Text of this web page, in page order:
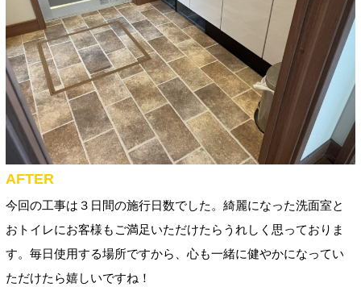
AFTER
今回の工事は３日間の施行日数でした。綺麗になった洗面室と
おトイレにお客様もご満足いただけたらうれしく思っておりま
す。毎日使用する場所ですから、心も一緒に健やかになってい
ただけたら嬉しいですね！